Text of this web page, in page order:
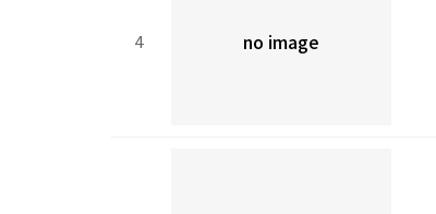
4 no image